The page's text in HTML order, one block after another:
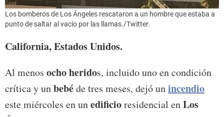
Los bomberos de Los Ángeles rescataron a un hombre que estaba a
punto de saltar al vacío por las llamas./Twitter.
California, Estados Unidos.
Al menos ocho heridos, incluido uno en condición
crítica y unbebéde tres meses, dejó unincendio
este miércoles en unedificioresidencial enLos